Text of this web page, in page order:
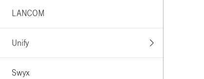
LANCOM
Unify
Swyx